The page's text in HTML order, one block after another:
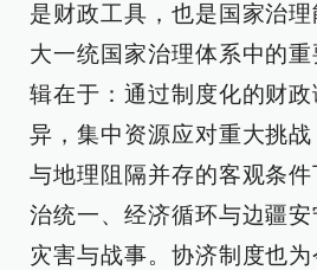
是财政工具，也是国家治
大一统国家治理体系中的
辑在于：通过制度化的财
异，集中资源应对重大挑
与地理阻隔并存的客观条
治统一、经济循环与边疆
灾害与战事。协济制度也